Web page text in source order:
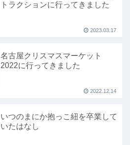
トラクションに行ってきました
2023.03.17
名古屋クリスマスマーケット
2022に行ってきました
2022.12.14
いつのまにか抱っこ紐を卒業して
いたはなし